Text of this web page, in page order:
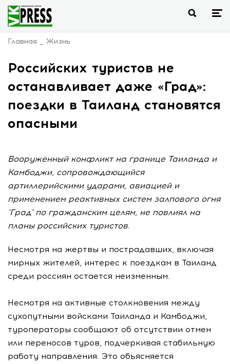
Главная Жизнь
Российских туристов не
останавливает даже «Град»:
поездки в Таиланд становятся
опасными
Вооруженный конфликт на границе Таиланда и
Камбоджи, сопровождающийся
артиллерийскими ударами, авиацией и
применением реактивных систем залпового огня
"Град" по гражданским целям, не повлиял на
планы российских туристов.
Несмотря на жертвы и пострадавших, включая
мирных жителей, интерес к поездкам в Таиланд
среди россиян остается неизменным.
Несмотря на активные столкновения между
сухопутными войсками Таиланда и Камбоджи,
туроператоры сообщают об отсутствии отмен
или переносов туров, подчеркивая стабильную
работу направления. Это объясняется